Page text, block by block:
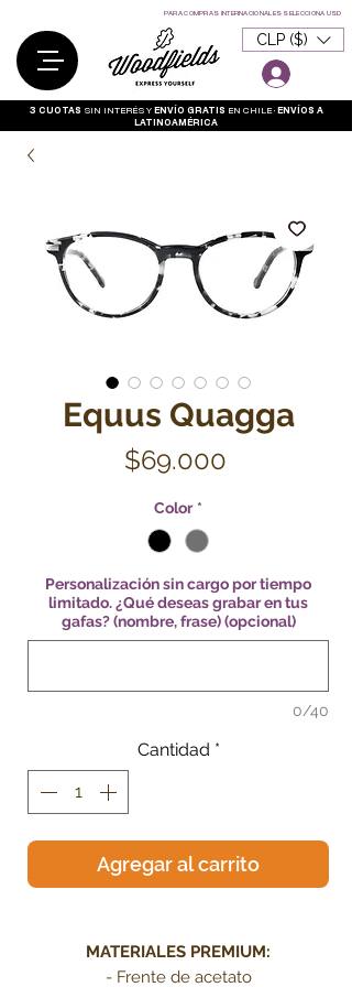
CLP ($)
PARA COMPRAS INTERNACIONALES SELECCIONA USD
3 CUOTAS SIN INTERÉS Y ENVÍO GRATIS EN CHILE • ENVÍOS A
LATINOAMÉRICA
Equus Quagga
$69.000
Color *
Personalización sin cargo por tiempo
limitado. ¿Qué deseas grabar en tus
gafas? (nombre, frase) (opcional)
0/40
Cantidad *
Agregar al carrito
MATERIALES PREMIUM:
- Frente de acetato